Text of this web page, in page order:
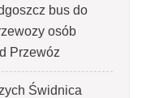
bus do
osób
Przewóz
Świdnica